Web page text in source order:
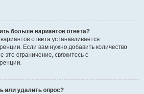
больше вариантов ответа?
ответа устанавливается
Если вам нужно добавить количество
ограничение, свяжитесь с
или удалить опрос?